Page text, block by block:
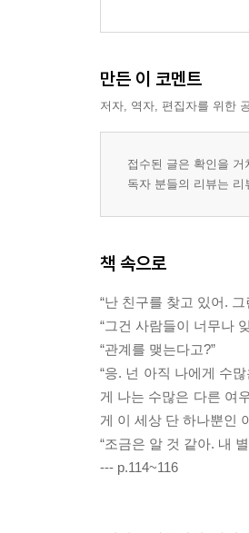
만든 이 코멘트
저자, 역자, 편집자를 위한
접수된 글은 확인을
독자 분들의 리뷰는
책 속으로
“난 친구를 찾고 있어.
“그건 사람들이 너무나
“관계를 맺는다고?”
“응. 넌 아직 나에게 수
게 나는 수많은 다른 여
게 이 세상 단 하나뿐인
“조금은 알 것 같아. 내
--- p.114~116